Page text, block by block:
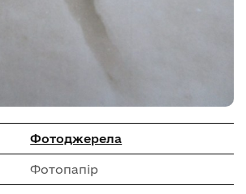
Фотоджерела
Фотопапір